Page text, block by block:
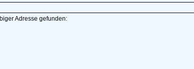
Adresse gefunden: